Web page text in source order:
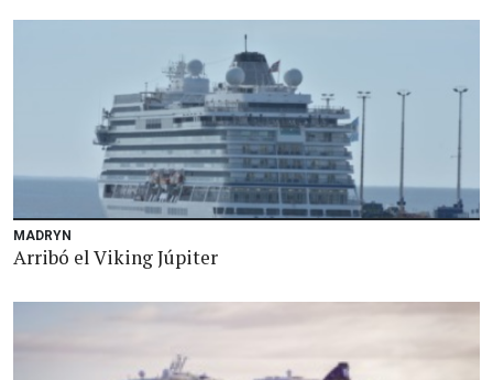
MADRYN
Arribó el Viking Júpiter